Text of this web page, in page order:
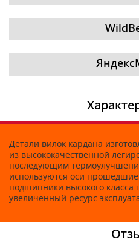
Детали вилок кардана
из высококачественной
последующим
используются оси прошедшие
подшипники высокого класса
увеличенный ресурс